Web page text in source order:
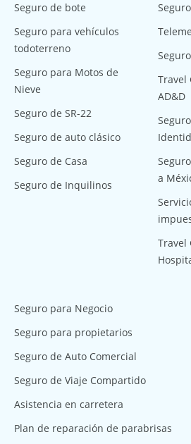
Seguro de bote
Seguro para vehículos
todoterreno
Seguro para Motos de
Nieve
Seguro de SR-22
Seguro de auto clásico
Seguro de Casa
Seguro de Inquilinos
Travel
AD&D
a
Travel
Seguro para Negocio
Seguro para propietarios
Seguro de Auto Comercial
Seguro de Viaje Compartido
Asistencia en carretera
Plan de reparación de parabrisas